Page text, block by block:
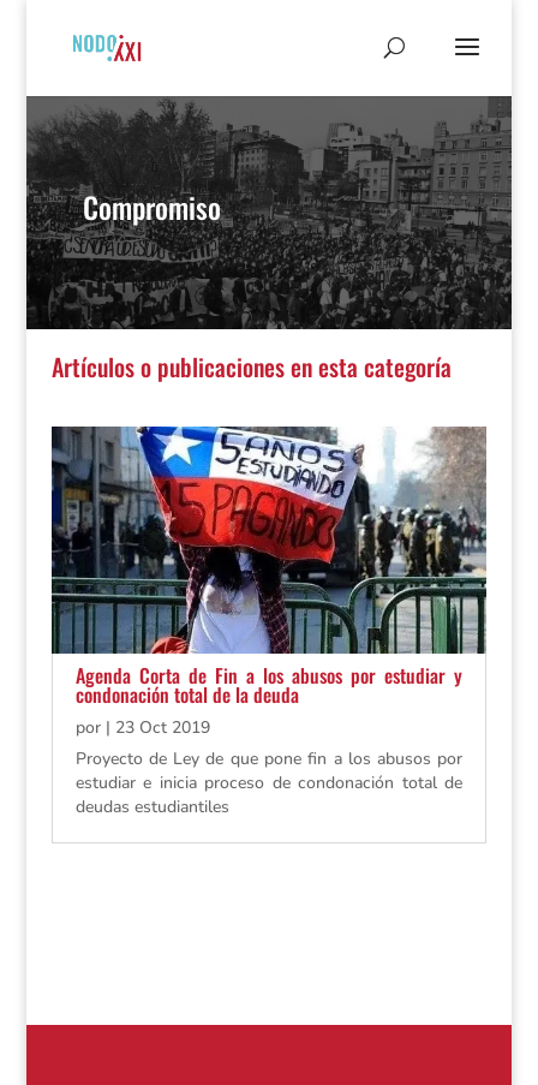
Compromiso
Artículos o publicaciones en esta categoría
Agenda Corta de Fin a los abusos por estudiar y
condonación total de la deuda
por | 23 Oct 2019
Proyecto de Ley de que pone fin a los abusos por
estudiar e inicia proceso de condonación total de
deudas estudiantiles